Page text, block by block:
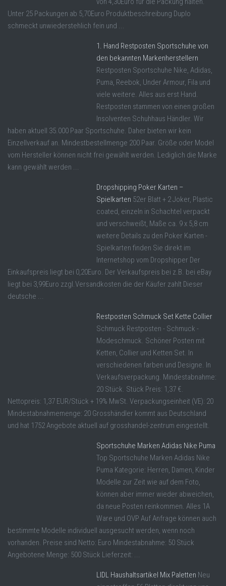
Unter 25 Packungen ab 5,70Euro Produktbeschreibung Duplo
schmeckt unwiederstehlich fein und ...
1. Hand Restposten Sportschuhe von
den bekannten Markenherstellern
Restposten Sportschuhe Nike, Adidas,
Puma, Reebok, Under Armour, Fila und
viele weitere. Alles aus erst Hand.
Restposten stammen von einen großen
Insolventen Schuhhaus Händler. Wir
haben aktuell 35.000 Paar Sportschuhe. Daher bieten wir kein
Einzellverkauf an. Mindestbestellmenge 200 Paar. Größe oder Model
vom Hersteller können nicht frei gewählt werden. Lediglich die Marke
kann gewählt werden ...
Dropshipping Poker Karten –
Spielkarten 52er Blatt + 2 Joker, Plastic
coated, einzeln in Schachtel verpackt
und verschweißt, Maße ca. 9 x 5,8 cm
weitere Details zu den Poker Karten -
Spielkarten finden Sie direkt im
Internetshop vom Dropshipper Der
Einkaufspreis liegt bei 0,20Euro. Der Verkaufspreis bei z.B. bei eBay
liegt bei 3,99Euro zzgl.Versandkosten die der Käufer zahlt Dieser
deutsche ...
Restposten Schmuck Set Kette Collier
Schmuck Restposten - Schmuck -
Modeschmuck. Schöner Posten mit
Ketten, Collier und Ketten Set. In
verschiedenen farben und Designe. In
Verkaufsverpackung. Mindestabnahme:
20 Stück. Stück Preis: 1,37 €.
Nettopreis: 1,37 EUR/Stück + 19% MwSt. Verpackungseinheit (VE): 20
Mindestabnahmemenge: 20 Grosshändler kommt aus Deutschland
und hat 1752 Angebote aktuell auf grosshandel-zentrum eingestellt.
Sportschuhe Marken Adidas Nike Puma
Top Sportschuhe Marken Adidas Nike
Puma Kategorie: Herren, Damen, Kinder
Modelle zur Zeit wie auf dem Foto,
können aber immer wieder abweichen,
da neue Posten reinkommen. Alles 1A
Ware und OVP Auf Anfrage können auch
bestimmte Modelle individuell ausgesucht werden, wenn noch
vorhanden. Preise sind Netto: Euro Mindestabnahme: 50 Stück
Angebotene Menge: 500 Stück Lieferzeit: ...
LIDL Haushaltsartikel Mix Paletten Neu